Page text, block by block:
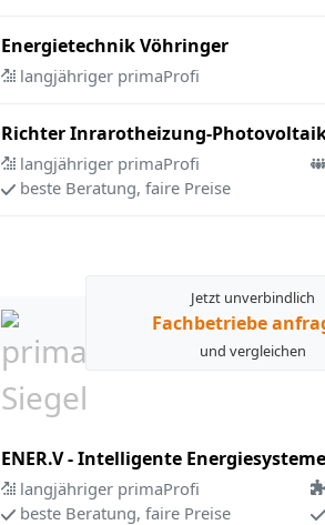
Energietechnik Vöhringer
langjähriger primaProfi
Richter Inrarotheizung-
langjähriger primaProfi
beste Beratung, faire Preise
Jetzt unverbindlich
Fachbetriebe
und vergleichen
ENER.V - Intelligente Energiesysteme
langjähriger primaProfi
beste Beratung, faire Preise